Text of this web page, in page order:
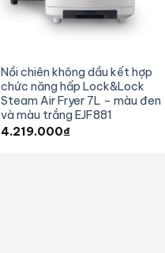
Nồi chiên không dầu kết hợp
chức năng hấp Lock&Lock
Steam Air Fryer 7L – màu đen
và màu trắng EJF881
4.219.000₫